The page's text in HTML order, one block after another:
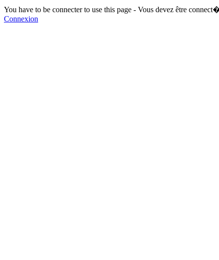
You have to be connecter to use this page - Vous devez être
Connexion